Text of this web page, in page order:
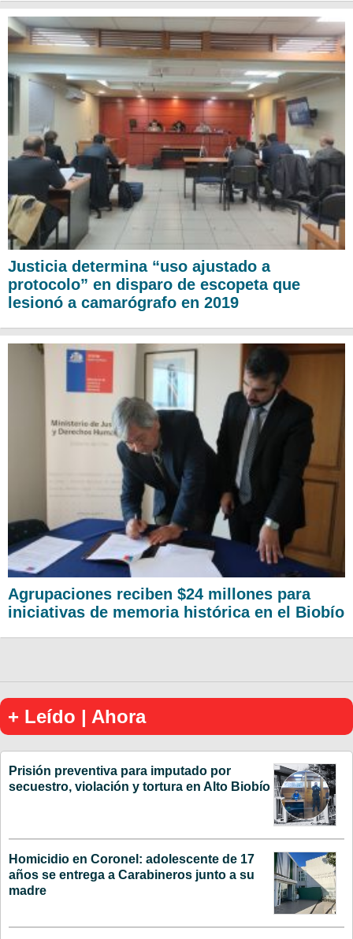
Justicia determina “uso ajustado a
protocolo” en disparo de escopeta que
lesionó a camarógrafo en 2019
Agrupaciones reciben $24 millones para
iniciativas de memoria histórica en el Biobío
+ Leído | Ahora
Prisión preventiva para imputado por
secuestro, violación y tortura en Alto Biobío
Homicidio en Coronel: adolescente de 17
años se entrega a Carabineros junto a su
madre